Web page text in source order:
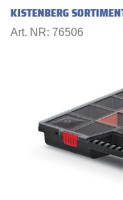
KISTENBERG
Art. NR: 76506